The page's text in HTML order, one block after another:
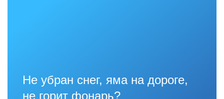
Не убран снег, яма на дороге,
не горит фонарь?